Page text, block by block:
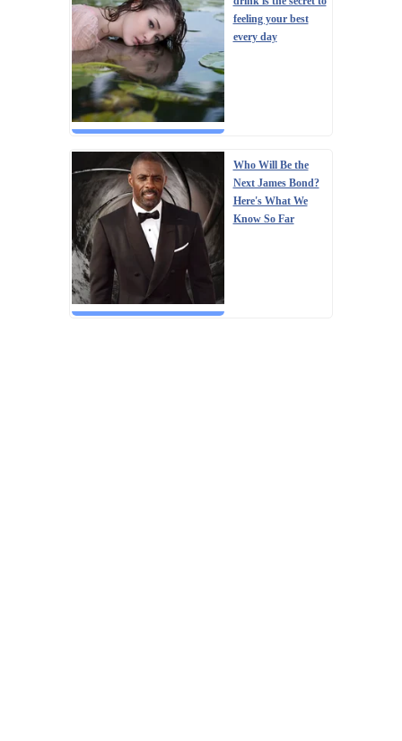
feeling your best
every day
Who Will Be the
Next James Bond?
Here's What We
Know So Far